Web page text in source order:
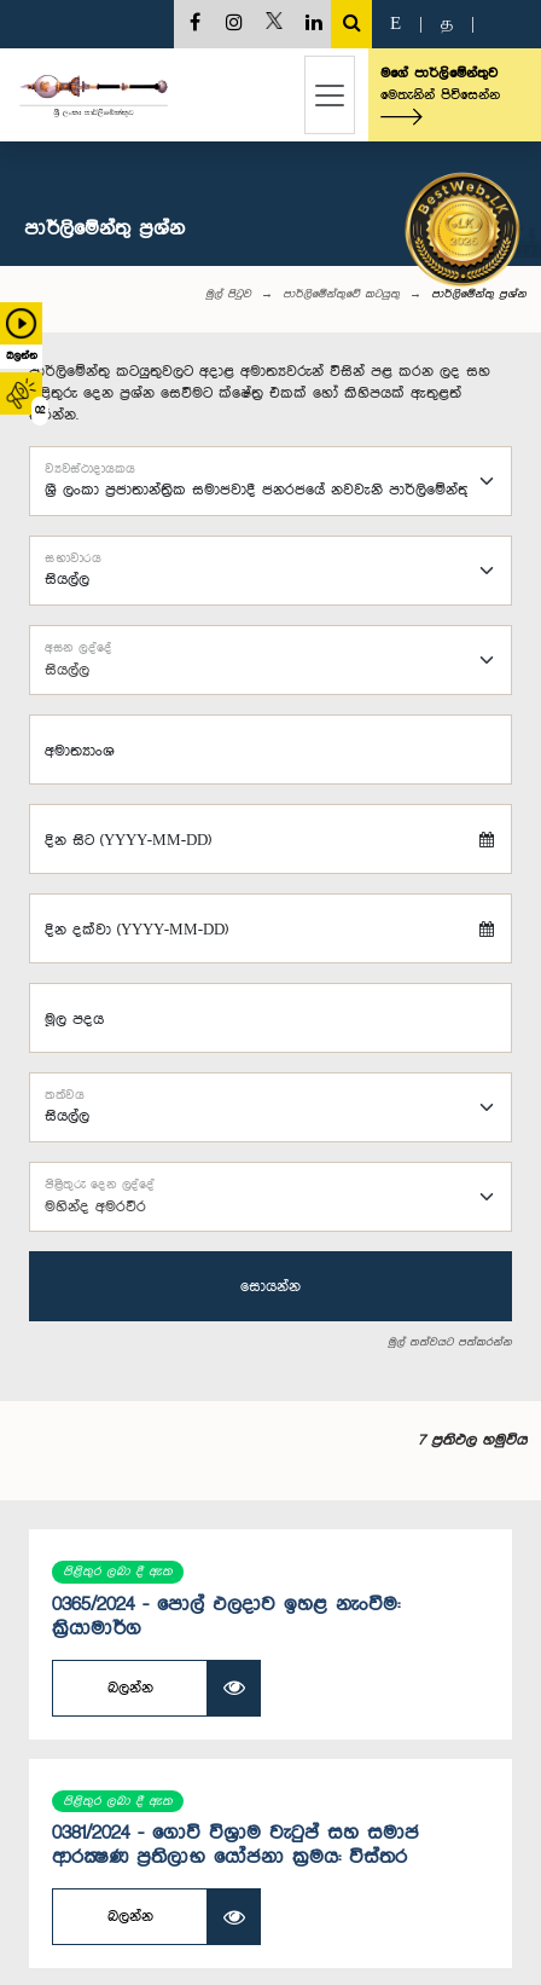
බලන්න
02
E த
මගේ පාර්ලිමේන්තුව
මෙතැනින් පිවිසෙන්න
පාර්ලි‌මේන්තු‌ ප්‍රශ්න
මුල් පිටුව පාර්ලිමේන්තුවේ කටයුතු පාර්ලි‌මේන්තු‌ ප්‍රශ්න
පාර්ලිමේන්තු කටයුතුවලට අදාළ අමාත්‍යවරුන් විසින් පළ කරන ලද සහ
පිළිතුරු දෙන ප්‍රශ්න සෙවීමට ක්ෂේත්‍ර එකක් හෝ කිහිපයක් ඇතුළත්
කරන්න.
ව්‍යවස්ථාදායකය
සභාවාරය
සියල්ල
අසන ලද්දේ
අමාත්‍යාංශ
දින සිට (YYYY-MM-DD)
දින දක්වා (YYYY-MM-DD)
මූල පදය
තත්වය
මහින්ද අමරවීර
පිළිතුරු දෙන ලද්දේ
සොයන්න
මුල් තත්වයට පත්කරන්න
7 ප්‍රතිඵල හමුවිය
පිළිතුර ලබා දී ඇත
0365/2024 - පොල් ඵලදාව ඉහළ නැංවීම:
ක්‍රියාමාර්ග
බලන්න
පිළිතුර ලබා දී ඇත
0381/2024 - ගොවි විශ්‍රාම වැටුප් සහ සමාජ
ආරක්‍ෂණ ප්‍රතිලාභ යෝජනා ක්‍රමය: විස්තර
බලන්න